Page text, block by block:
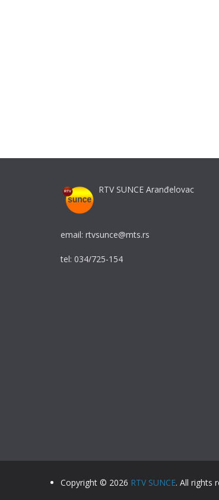
RTV SUNCE Aranđelovac
email: rtvsunce@mts.rs
tel: 034/725-154
Copyright © 2026 RTV SUNCE. All